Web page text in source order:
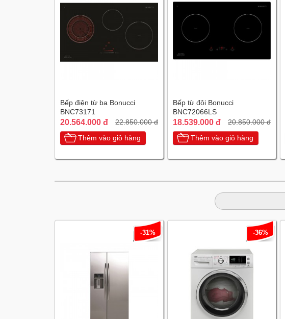
Bếp điện từ ba Bonucci
BNC73171
20.564.000 đ 22.850.000 đ
Thêm vào giỏ hàng
Bếp từ đôi Bonucci
BNC72066LS
18.539.000 đ 20.850.000 đ
Thêm vào giỏ hàng
-31% -36%